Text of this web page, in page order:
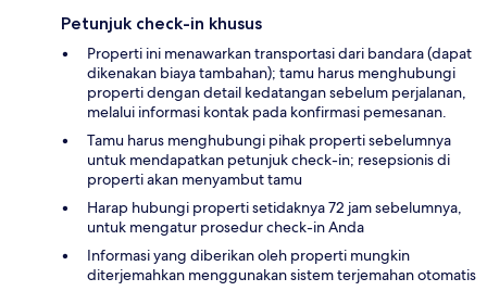
Petunjuk check-in khusus
Properti ini menawarkan transportasi dari bandara (dapat
dikenakan biaya tambahan); tamu harus menghubungi
properti dengan detail kedatangan sebelum perjalanan,
melalui informasi kontak pada konfirmasi pemesanan.
Tamu harus menghubungi pihak properti sebelumnya
untuk mendapatkan petunjuk check-in; resepsionis di
properti akan menyambut tamu
Harap hubungi properti setidaknya 72 jam sebelumnya,
untuk mengatur prosedur check-in Anda
Informasi yang diberikan oleh properti mungkin
diterjemahkan menggunakan sistem terjemahan otomatis